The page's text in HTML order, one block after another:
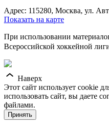
Адрес: 115280, Москва, ул.
Показать на карте
При использовании
Всероссийской хоккейной
Наверх
Этот сайт использует cookie
использовать сайт, вы даете
файлами.
Принять